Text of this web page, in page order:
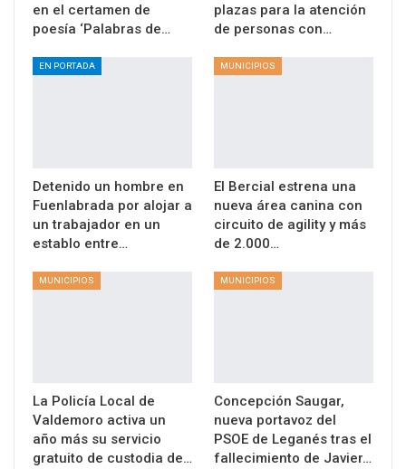
en el certamen de
poesía ‘Palabras de…
plazas para la atención
de personas con…
EN PORTADA
Detenido un hombre en
Fuenlabrada por alojar a
un trabajador en un
establo entre…
MUNICIPIOS
El Bercial estrena una
nueva área canina con
circuito de agility y más
de 2.000…
MUNICIPIOS
La Policía Local de
Valdemoro activa un
año más su servicio
gratuito de custodia de…
MUNICIPIOS
Concepción Saugar,
nueva portavoz del
PSOE de Leganés tras el
fallecimiento de Javier…